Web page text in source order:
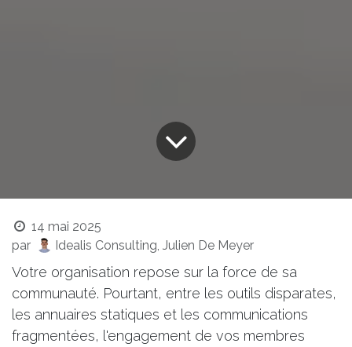
14 mai 2025
par
Idealis Consulting, Julien De Meyer
Votre organisation repose sur la force de sa
communauté. Pourtant, entre les outils disparates,
les annuaires statiques et les communications
fragmentées, l'engagement de vos membres